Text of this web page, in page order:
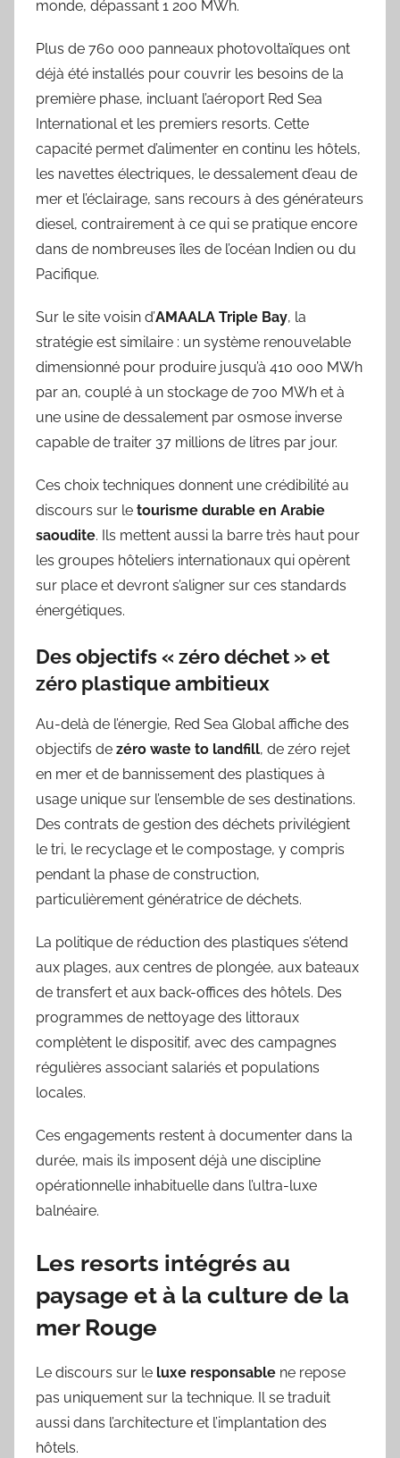
monde, dépassant 1 200 MWh.
Plus de 760 000 panneaux photovoltaïques ont
déjà été installés pour couvrir les besoins de la
première phase, incluant l’aéroport Red Sea
International et les premiers resorts. Cette
capacité permet d’alimenter en continu les hôtels,
les navettes électriques, le dessalement d’eau de
mer et l’éclairage, sans recours à des générateurs
diesel, contrairement à ce qui se pratique encore
dans de nombreuses îles de l’océan Indien ou du
Pacifique.
Sur le site voisin d’AMAALA Triple Bay, la
stratégie est similaire : un système renouvelable
dimensionné pour produire jusqu’à 410 000 MWh
par an, couplé à un stockage de 700 MWh et à
une usine de dessalement par osmose inverse
capable de traiter 37 millions de litres par jour.
Ces choix techniques donnent une crédibilité au
discours sur le tourisme durable en Arabie
saoudite. Ils mettent aussi la barre très haut pour
les groupes hôteliers internationaux qui opèrent
sur place et devront s’aligner sur ces standards
énergétiques.
Des objectifs « zéro déchet » et
zéro plastique ambitieux
Au-delà de l’énergie, Red Sea Global affiche des
objectifs de zéro waste to landfill, de zéro rejet
en mer et de bannissement des plastiques à
usage unique sur l’ensemble de ses destinations.
Des contrats de gestion des déchets privilégient
le tri, le recyclage et le compostage, y compris
pendant la phase de construction,
particulièrement génératrice de déchets.
La politique de réduction des plastiques s’étend
aux plages, aux centres de plongée, aux bateaux
de transfert et aux back-offices des hôtels. Des
programmes de nettoyage des littoraux
complètent le dispositif, avec des campagnes
régulières associant salariés et populations
locales.
Ces engagements restent à documenter dans la
durée, mais ils imposent déjà une discipline
opérationnelle inhabituelle dans l’ultra-luxe
balnéaire.
Les resorts intégrés au
paysage et à la culture de la
mer Rouge
Le discours sur le luxe responsable ne repose
pas uniquement sur la technique. Il se traduit
aussi dans l’architecture et l’implantation des
hôtels.